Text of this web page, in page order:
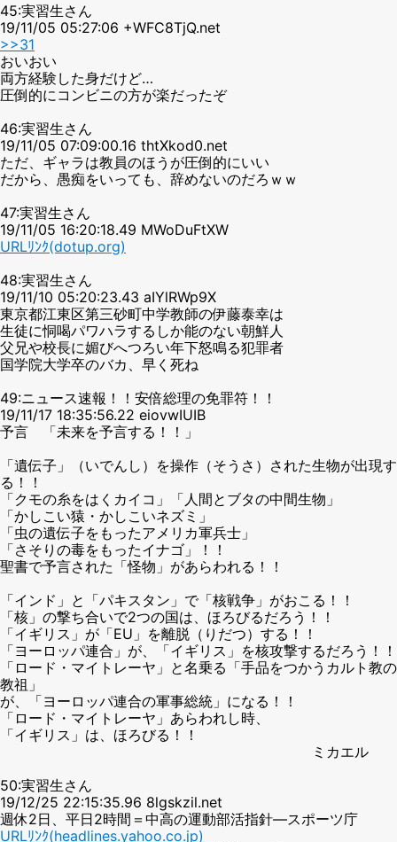
45:実習生さん
19/11/05 05:27:06 +WFC8TjQ.net
>>31
おいおい
両方経験した身だけど…
圧倒的にコンビニの方が楽だったぞ
46:実習生さん
19/11/05 07:09:00.16 thtXkod0.net
ただ、ギャラは教員のほうが圧倒的にいい
だから、愚痴をいっても、辞めないのだろｗｗ
47:実習生さん
19/11/05 16:20:18.49 MWoDuFtXW
URLﾘﾝｸ(dotup.org)
48:実習生さん
19/11/10 05:20:23.43 aIYlRWp9X
東京都江東区第三砂町中学教師の伊藤泰幸は
生徒に恫喝パワハラするしか能のない朝鮮人
父兄や校長に媚びへつろい年下怒鳴る犯罪者
国学院大学卒のバカ、早く死ね
49:ニュース速報！！安倍総理の免罪符！！
19/11/17 18:35:56.22 eiovwIUIB
予言 「未来を予言する！！」
「遺伝子」（いでんし）を操作（そうさ）された生物が出現す
る！！
「クモの糸をはくカイコ」「人間とブタの中間生物」
「かしこい猿・かしこいネズミ」
「虫の遺伝子をもったアメリカ軍兵士」
「さそりの毒をもったイナゴ」！！
聖書で予言された「怪物」があらわれる！！
「インド」と「パキスタン」で「核戦争」がおこる！！
「核」の撃ち合いで2つの国は、ほろびるだろう！！
「イギリス」が「EU」を離脱（りだつ）する！！
「ヨーロッパ連合」が、「イギリス」を核攻撃するだろう！！
「ロード・マイトレーヤ」と名乗る「手品をつかうカルト教の
教祖」
が、「ヨーロッパ連合の軍事総統」になる！！
「ロード・マイトレーヤ」あらわれし時、
「イギリス」は、ほろびる！！
ミカエル
50:実習生さん
19/12/25 22:15:35.96 8lgskzil.net
週休2日、平日2時間＝中高の運動部活指針―スポーツ庁
URLﾘﾝｸ(headlines.yahoo.co.jp)